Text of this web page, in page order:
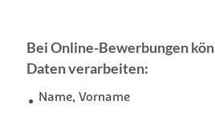
Bei Online-Bewerbungen
Daten verarbeiten:
Name, Vorname